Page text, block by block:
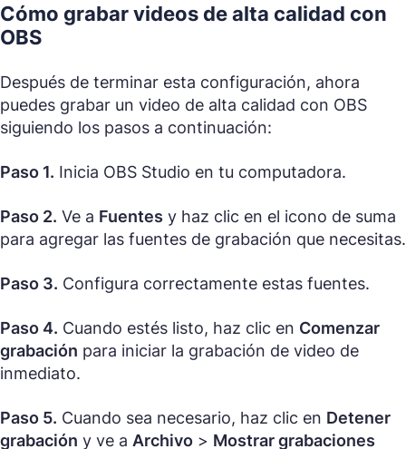
Cómo grabar videos de alta calidad con
OBS
Después de terminar esta configuración, ahora
puedes grabar un video de alta calidad con OBS
siguiendo los pasos a continuación:
Paso 1. Inicia OBS Studio en tu computadora.
Paso 2. Ve a Fuentes y haz clic en el icono de suma
para agregar las fuentes de grabación que necesitas.
Paso 3. Configura correctamente estas fuentes.
Paso 4. Cuando estés listo, haz clic en Comenzar
grabación para iniciar la grabación de video de
inmediato.
Paso 5. Cuando sea necesario, haz clic en Detener
grabación y ve a Archivo > Mostrar grabaciones